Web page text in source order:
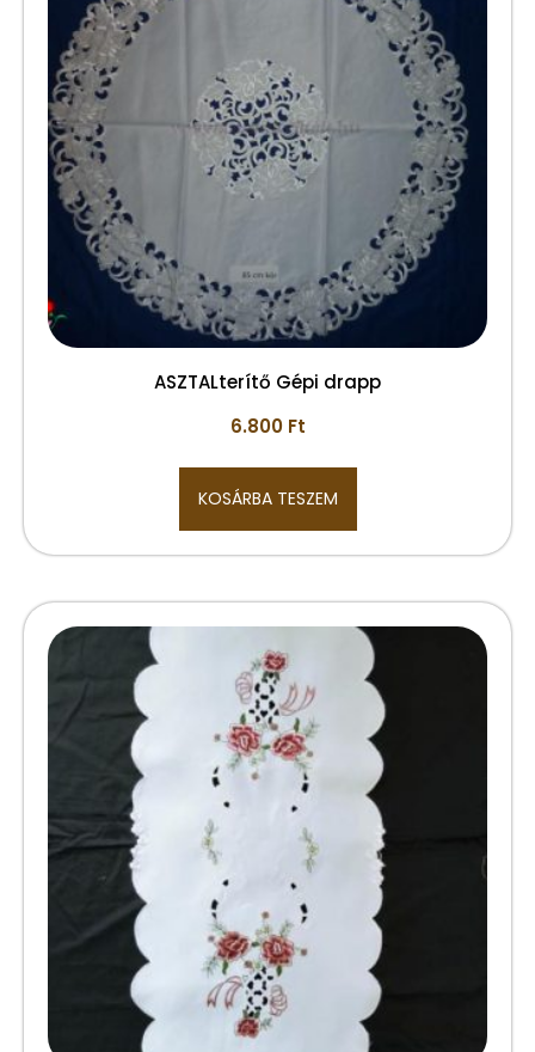
ASZTALterítő Gépi drapp
6.800 Ft
KOSÁRBA TESZEM